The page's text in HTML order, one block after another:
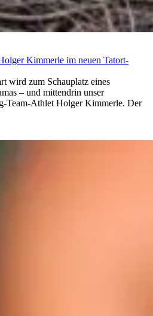
Kimmerle im neuen Tatort-
wird zum Schauplatz eines
– und mittendrin unser
Athlet Holger Kimmerle. Der